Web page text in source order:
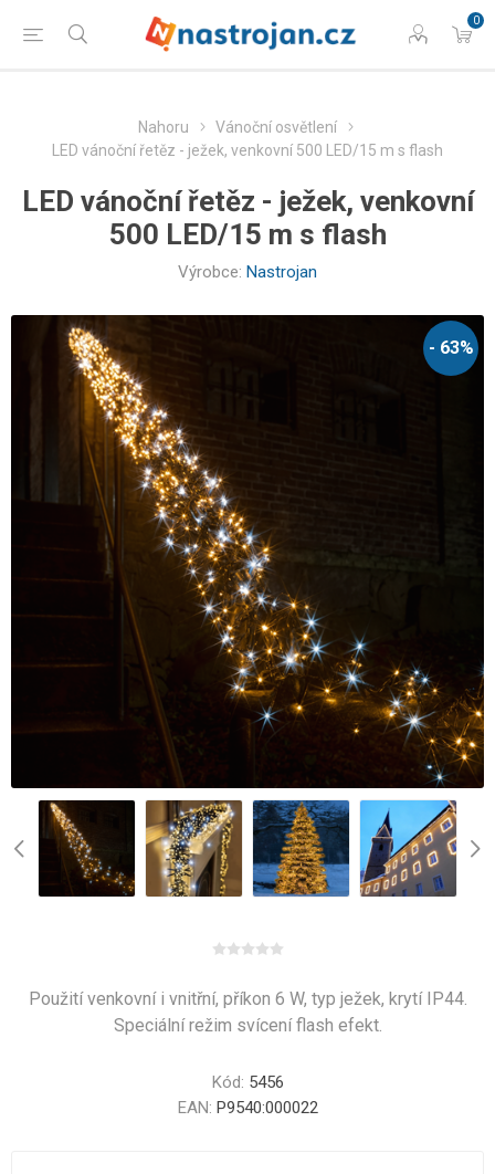
0
Nahoru
Vánoční osvětlení
LED vánoční řetěz - ježek, venkovní 500 LED/15 m s flash
LED vánoční řetěz - ježek, venkovní
500 LED/15 m s flash
Výrobce: Nastrojan
- 63%
Použití venkovní i vnitřní, příkon 6 W, typ ježek, krytí IP44.
Speciální režim svícení flash efekt.
Kód: 5456
EAN: P9540:000022